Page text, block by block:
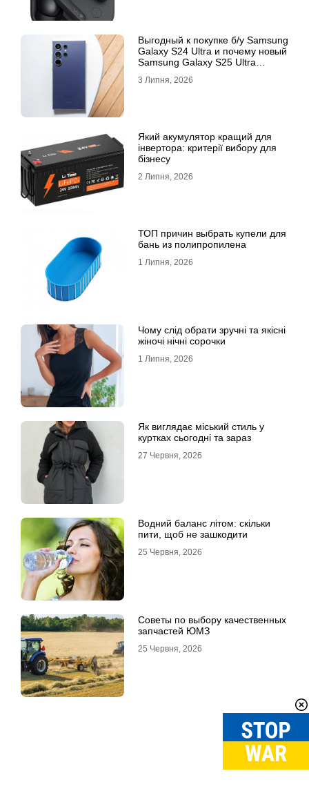
Выгодный к покупке б/у Samsung
Galaxy S24 Ultra и почему новый
Samsung Galaxy S25 Ultra
3 Липня, 2026
Який акумулятор кращий для
інвертора: критерії вибору для
бізнесу
2 Липня, 2026
ТОП причин выбрать купели для
бань из полипропилена
1 Липня, 2026
Чому слід обрати зручні та якісні
жіночі нічні сорочки
1 Липня, 2026
Як виглядає міський стиль у
куртках сьогодні та зараз
27 Червня, 2026
Водний баланс літом: скільки
пити, щоб не зашкодити
25 Червня, 2026
Советы по выбору качественных
запчастей ЮМЗ
25 Червня, 2026